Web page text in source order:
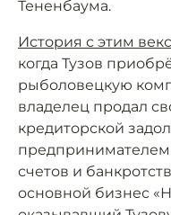
Тененбаума.
История с этим
когда Тузов
рыболовецкую
владелец продал
кредиторской
предпринимателем
счетов и
основной бизнес